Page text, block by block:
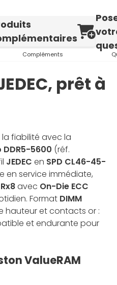
Compléments
prêt à
fiabilité avec la
DDR5-5600 (réf.
JEDEC en SPD CL46-45-
en service immédiate,
avec On-Die ECC
Format DIMM
hauteur et contacts or :
et endurante pour
ValueRAM